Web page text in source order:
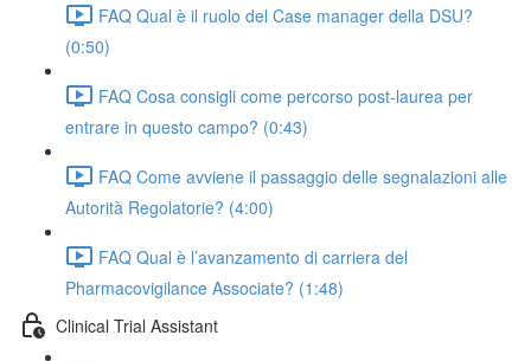
FAQ Qual è il ruolo del Case manager della DSU?
(0:50)
FAQ Cosa consigli come percorso post-laurea per
entrare in questo campo? (0:43)
FAQ Come avviene il passaggio delle segnalazioni alle
Autorità Regolatorie? (4:00)
FAQ Qual è l’avanzamento di carriera del
Pharmacovigilance Associate? (1:48)
Clinical Trial Assistant